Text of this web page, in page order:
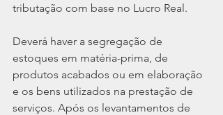
tributação com base no Lucro Real.
Deverá haver a segregação de
estoques em matéria-prima, de
produtos acabados ou em elaboração
e os bens utilizados na prestação de
serviços. Após os levantamentos de